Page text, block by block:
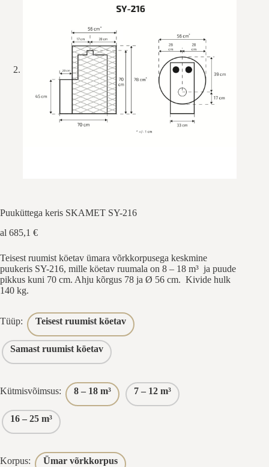
Puuküttega keris SKAMET SY-216
al 685,1 €
Teisest ruumist köetav ümara võrkkorpusega keskmine
puukeris SY-216, mille köetav ruumala on 8 – 18 m³ ja puude
pikkus kuni 70 cm. Ahju kõrgus 78 ja Ø 56 cm. Kivide hulk
140 kg.
Tüüp: Teisest ruumist köetav
Samast ruumist köetav
Kütmisvõimsus: 8 – 18 m³ 7 – 12 m³
16 – 25 m³
Korpus: Ümar võrkkorpus